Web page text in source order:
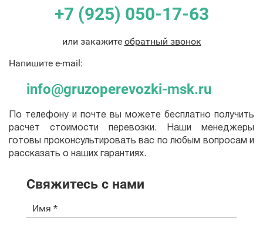
+7 (925) 050-17-63
или закажите обратный звонок
Напишите e-mail:
info@gruzoperevozki-msk.ru
По телефону и почте вы можете бесплатно получить
расчет стоимости перевозки. Наши менеджеры
готовы проконсультировать вас по любым вопросам и
рассказать о наших гарантиях.
Свяжитесь с нами